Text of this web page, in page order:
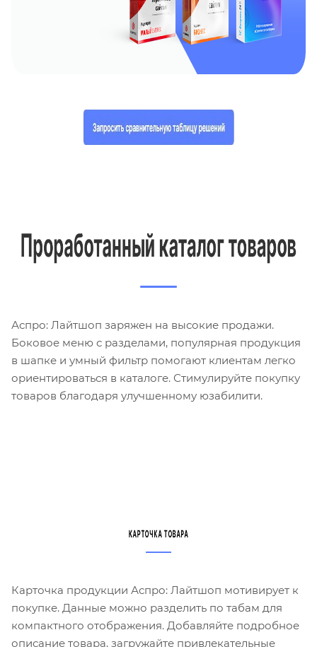
Аспро: Лайтшоп заряжен на высокие продажи.
Боковое меню с разделами, популярная продукция
в шапке и умный фильтр помогают клиентам легко
ориентироваться в каталоге. Стимулируйте покупку
товаров благодаря улучшенному юзабилити.
Карточка продукции Аспро: Лайтшоп мотивирует к
покупке. Данные можно разделить по табам для
компактного отображения. Добавляйте подробное
описание товара, загружайте привлекательные